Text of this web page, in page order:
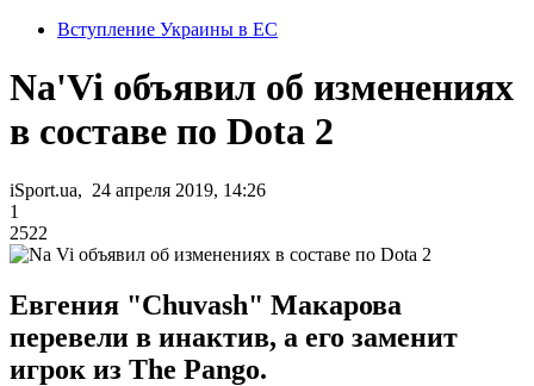
Вступление Украины в ЕС
Na'Vi объявил об изменениях
в составе по Dota 2
iSport.ua, 24 апреля 2019, 14:26
1
2522
Евгения "Chuvash" Макарова
перевели в инактив, а его заменит
игрок из The Pango.